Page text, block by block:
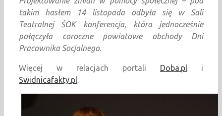
takim hasłem 14 listopada odbyła się w Sali
Teatralnej ŚOK konferencja, która jednocześnie
połączyła coroczne powiatowe obchody Dni
Pracownika Socjalnego.
Więcej w relacjach portali Doba.pl i
Swidnicafakty.pl.